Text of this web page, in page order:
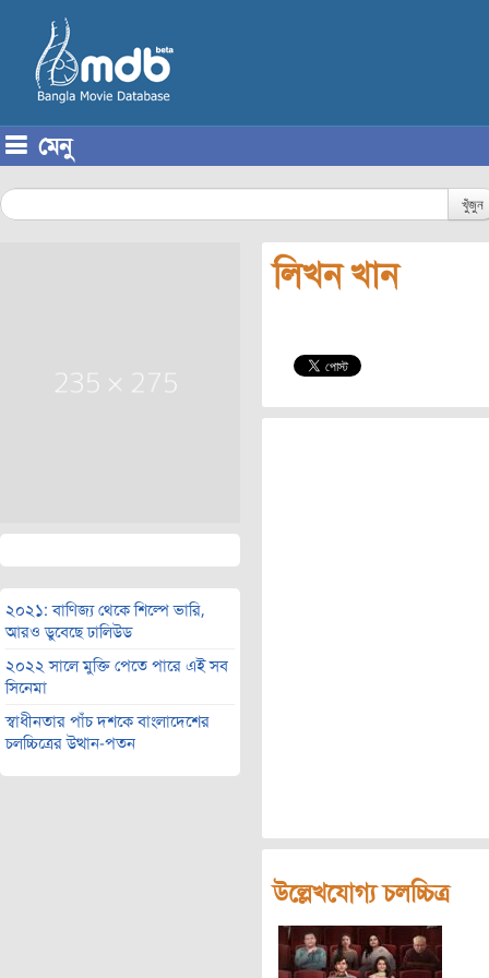
মেনু
খুঁজুন
২০২১: বাণিজ্য থেকে শিল্পে ভারি,
আরও ডুবেছে ঢালিউড
২০২২ সালে মুক্তি পেতে পারে এই সব
সিনেমা
স্বাধীনতার পাঁচ দশকে বাংলাদেশের
চলচ্চিত্রের উত্থান-পতন
লিখন খান
উল্লেখযোগ্য চলচ্চিত্র